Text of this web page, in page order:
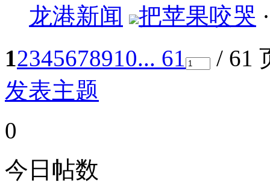
龙港新闻
把苹果咬哭 ·
12345678910... 61
/ 61
发表主题
0
今日帖数